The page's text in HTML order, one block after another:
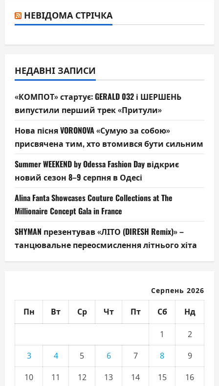
НЕВІДОМА СТРІЧКА
НЕДАВНІ ЗАПИСИ
«КОМПОТ» стартує: GERALD 032 і ШЕРШЕНЬ
випустили перший трек «Притули»
Нова пісня VORONOVA «Сумую за собою»
присвячена тим, хто втомився бути сильним
Summer WEEKEND by Odessa Fashion Day відкриє
новий сезон 8–9 серпня в Одесі
Alina Fanta Showcases Couture Collections at The
Millionaire Concept Gala in France
SHYMAN презентував «ЛІТО (DIRESH Remix)» –
танцювальне переосмислення літнього хіта
Серпень 2026
Пн Вт Ср Чт Пт Сб Нд
1
2
3
4 5 6 7 8
9
10
11 12 13 14 15 16